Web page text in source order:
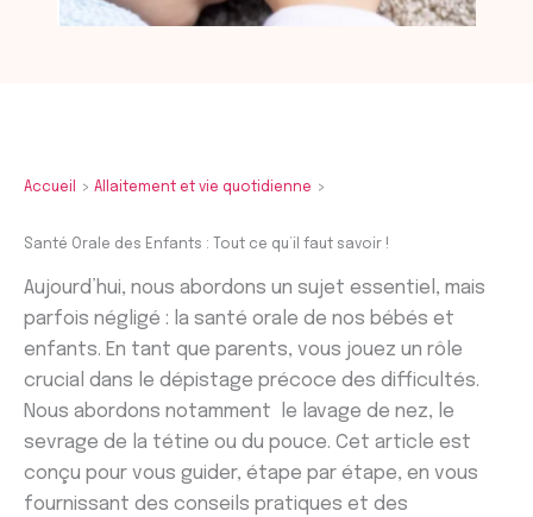
Accueil Allaitement et vie quotidienne
Santé Orale des Enfants : Tout ce qu’il faut savoir !
Aujourd’hui, nous abordons un sujet essentiel, mais
parfois négligé : la santé orale de nos bébés et
enfants. En tant que parents, vous jouez un rôle
crucial dans le dépistage précoce des difficultés.
Nous abordons notamment le lavage de nez, le
sevrage de la tétine ou du pouce. Cet article est
conçu pour vous guider, étape par étape, en vous
fournissant des conseils pratiques et des